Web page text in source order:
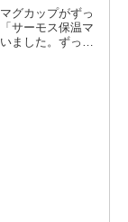
れないレベル
グカップがずっ
サーモス保温マ
ました。ずっと